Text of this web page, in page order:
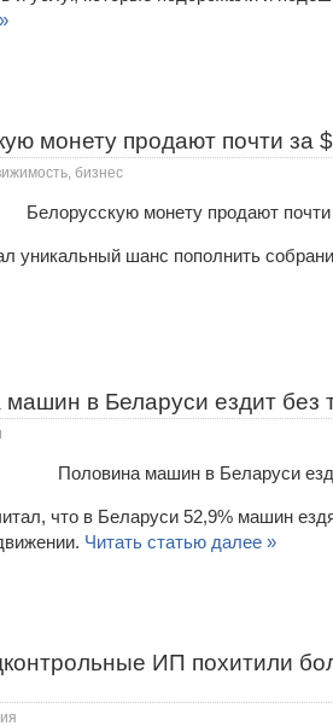
монету продают почти за
бизнес
уникальный шанс пополнить
в Беларуси ездит без
что в Беларуси 52,9% машин
Читать статью далее »
ИП похитили